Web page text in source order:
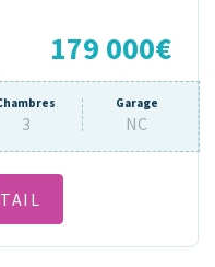
179 000€
3
Garage
NC